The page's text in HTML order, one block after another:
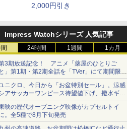
2,000円引き
Impress Watchシリーズ 人気記事
24時間 1週間 1カ月
3期放送記念！ アニメ「薬屋のひとりご
」第1期・第2期全話を「TVer」にて期間限定
順次無料配信開始
ニクロ、今日から「お盆特別セール」。涼感
アサッカーワンピース待望値下げ、撥水ギア
ョーツは1990円に
映の歴代オープニング映像がカプセルトイ
。全5種で8月下旬発売